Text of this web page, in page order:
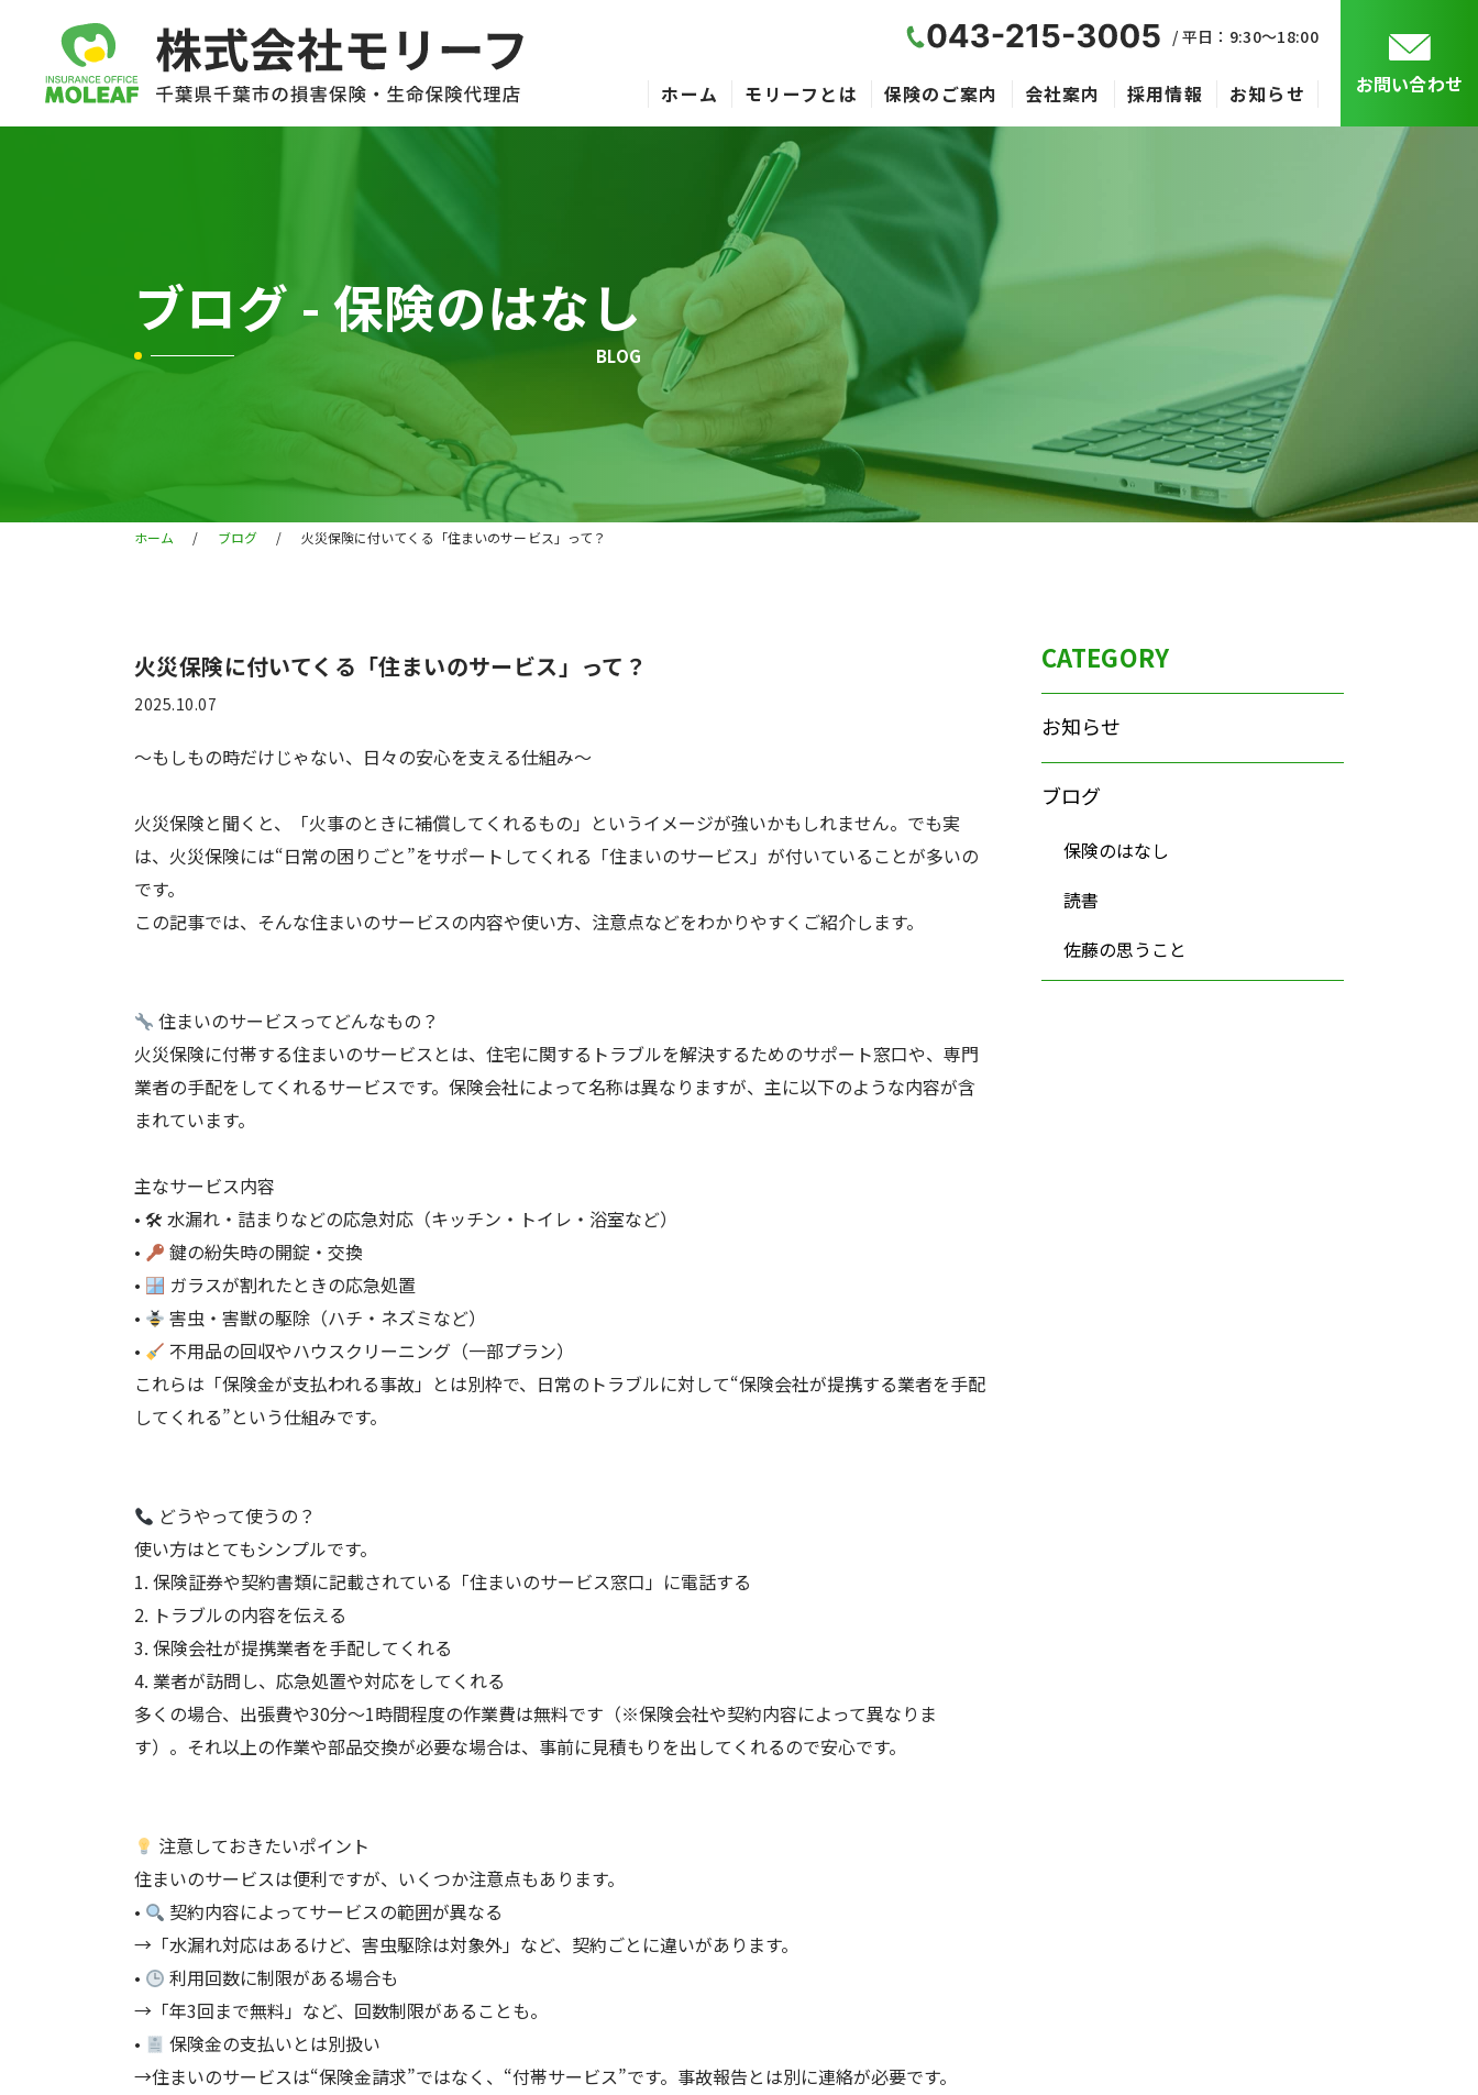
/ 平日：9:30〜18:00
ホーム モリーフとは 保険のご案内 会社案内 採用情報 お知らせ お問い合わせ
ブログ - 保険のはなし
BLOG
ホーム / ブログ / 火災保険に付いてくる「住まいのサービス」って？
火災保険に付いてくる「住まいのサービス」って？
2025.10.07
〜もしもの時だけじゃない、日々の安心を支える仕組み〜
火災保険と聞くと、「火事のときに補償してくれるもの」というイメージが強いかもしれません。でも実
は、火災保険には“日常の困りごと”をサポートしてくれる「住まいのサービス」が付いていることが多いの
です。
この記事では、そんな住まいのサービスの内容や使い方、注意点などをわかりやすくご紹介します。
住まいのサービスってどんなもの？
火災保険に付帯する住まいのサービスとは、住宅に関するトラブルを解決するためのサポート窓口や、専門
業者の手配をしてくれるサービスです。保険会社によって名称は異なりますが、主に以下のような内容が含
まれています。
主なサービス内容
• 🛠 水漏れ・詰まりなどの応急対応（キッチン・トイレ・浴室など）
•
鍵の紛失時の開錠・交換
•
ガラスが割れたときの応急処置
•
害虫・害獣の駆除（ハチ・ネズミなど）
•
不用品の回収やハウスクリーニング（一部プラン）
これらは「保険金が支払われる事故」とは別枠で、日常のトラブルに対して“保険会社が提携する業者を手配
してくれる”という仕組みです。
どうやって使うの？
使い方はとてもシンプルです。
1. 保険証券や契約書類に記載されている「住まいのサービス窓口」に電話する
2. トラブルの内容を伝える
3. 保険会社が提携業者を手配してくれる
4. 業者が訪問し、応急処置や対応をしてくれる
多くの場合、出張費や30分〜1時間程度の作業費は無料です（※保険会社や契約内容によって異なりま
す）。それ以上の作業や部品交換が必要な場合は、事前に見積もりを出してくれるので安心です。
注意しておきたいポイント
住まいのサービスは便利ですが、いくつか注意点もあります。
•
契約内容によってサービスの範囲が異なる
→「水漏れ対応はあるけど、害虫駆除は対象外」など、契約ごとに違いがあります。
•
利用回数に制限がある場合も
→「年3回まで無料」など、回数制限があることも。
•
保険金の支払いとは別扱い
→住まいのサービスは“保険金請求”ではなく、“付帯サービス”です。事故報告とは別に連絡が必要です。
CATEGORY
お知らせ
ブログ
保険のはなし
読書
佐藤の思うこと